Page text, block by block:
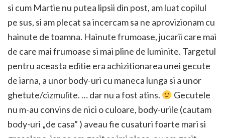
si cum Martie nu putea lipsii din post, am luat copilul
pe sus, si am plecat sa incercam sa ne aprovizionam cu
hainute de toamna. Hainute frumoase, jucarii care mai
de care mai frumoase si mai pline de luminite. Targetul
pentru aceasta editie era achizitionarea unei gecute
de iarna, a unor body-uri cu maneca lunga si a unor
ghetute/cizmulite. … dar nu a fost atins.
Gecutele
nu m-au convins de nici o culoare, body-urile (cautam
body-uri „de casa” ) aveau fie cusaturi foarte mari si